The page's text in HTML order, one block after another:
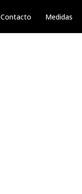
Contacto Medidas